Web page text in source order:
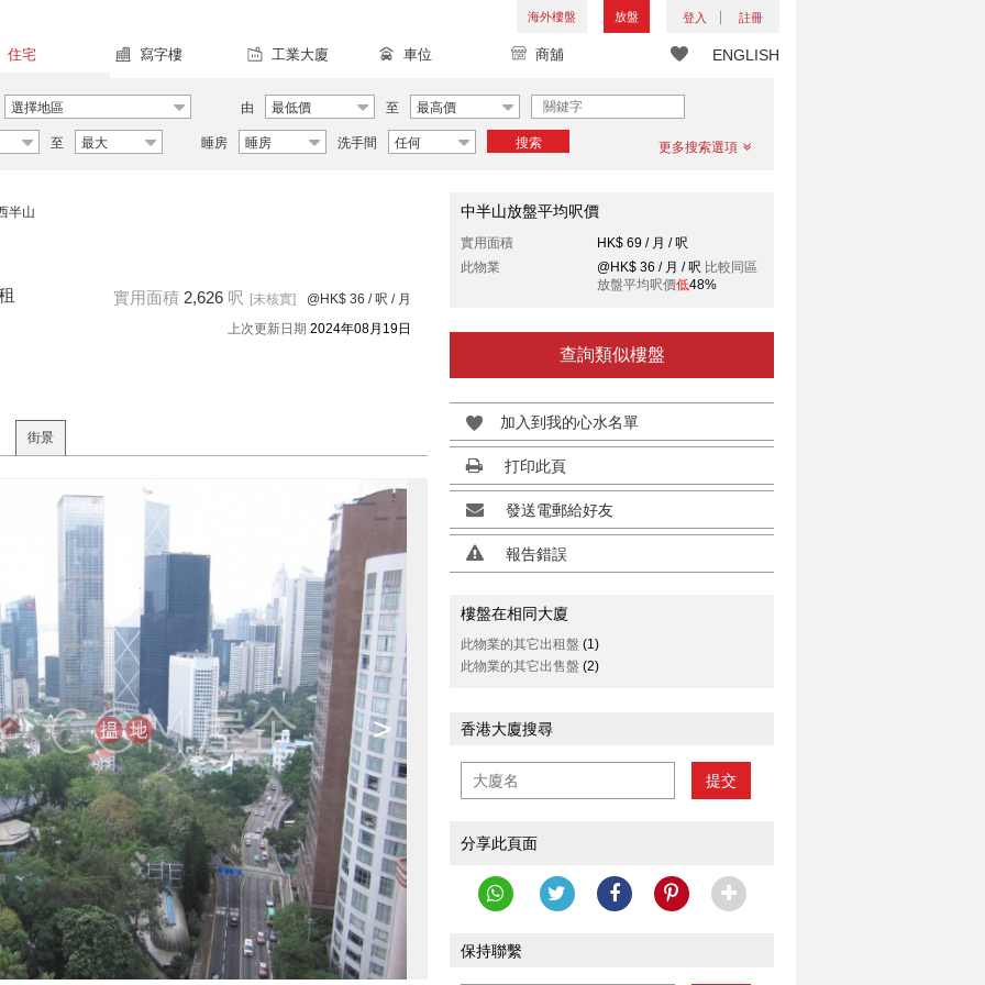
海外樓盤 放盤 登入 註冊
ENGLISH
住宅 寫字樓 工業大廈 車位 商舖
選擇地區 由 最低價 至 最高價
至 最大 睡房 睡房 洗手間 任何 搜索 更多搜索選項
半山
實用面積 2,626 呎 [未核實] @HK$ 36 / 呎 / 月
上次更新日期 2024年08月19日
街景
>
中半山放盤平均呎價
實用面積
HK$ 69 / 月 / 呎
此物業
@HK$ 36 / 月 / 呎 比較同區
放盤平均呎價低48%
查詢類似樓盤
加入到我的心水名單
打印此頁
發送電郵給好友
報告錯誤
樓盤在相同大廈
此物業的其它出租盤 (1)
此物業的其它出售盤 (2)
香港大廈搜尋
提交
分享此頁面
保持聯繫